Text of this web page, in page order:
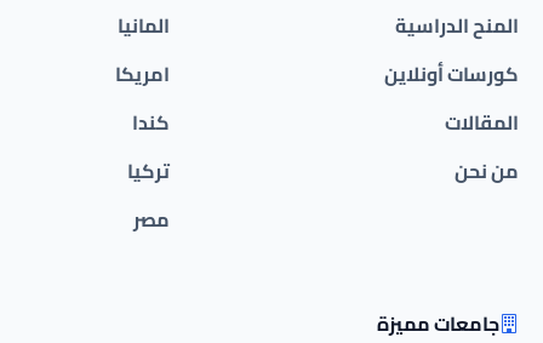
المنح الدراسية
كورسات أونلاين
المقالات
من نحن
المانيا
امريكا
كندا
تركيا
مصر
جامعات مميزة